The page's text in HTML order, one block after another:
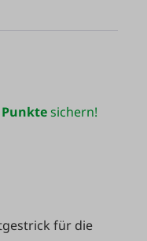
Punktesichern!
für die